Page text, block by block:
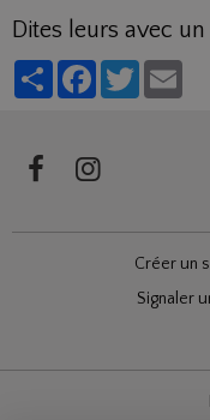
Dites leurs avec
PartagerFacebookTwitter
Créer un
Signaler